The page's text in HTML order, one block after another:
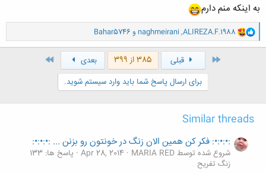
به اینکه منم دارم
و
ا
ک
ALIREZA.F.1988
,
naghmeirani و Bahar5746
قبلی 385 از 399 بعدی
برای ارسال پاسخ شما باید وارد سیستم شوید.
Similar threads
:•:•:•: فکر کن همین الان زنگ در خونتون رو بزنن ... :•:•:•:
شروع شده توسط MARIA RED Apr 28, 2014 پاسخ ها: 133
زنگ تفريح